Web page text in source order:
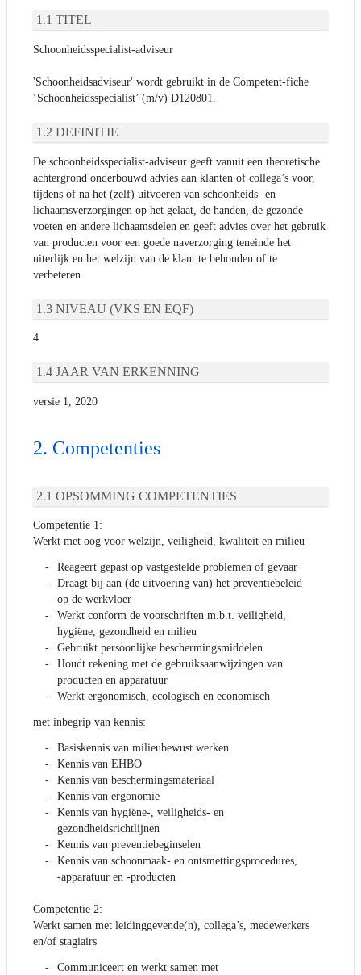
TITEL
Schoonheidsspecialist-adviseur
'Schoonheidsadviseur' wordt gebruikt in de Competent-fiche
‘Schoonheidsspecialist’ (m/v) D120801.
DEFINITIE
De schoonheidsspecialist-adviseur geeft vanuit een theoretische
achtergrond onderbouwd advies aan klanten of collega’s voor,
tijdens of na het (zelf) uitvoeren van schoonheids- en
lichaamsverzorgingen op het gelaat, de handen, de gezonde
voeten en andere lichaamsdelen en geeft advies over het gebruik
van producten voor een goede naverzorging teneinde het
uiterlijk en het welzijn van de klant te behouden of te
verbeteren.
NIVEAU (VKS EN EQF)
4
JAAR VAN ERKENNING
versie 1, 2020
Competenties
OPSOMMING COMPETENTIES
Competentie 1:
Werkt met oog voor welzijn, veiligheid, kwaliteit en milieu
Reageert gepast op vastgestelde problemen of gevaar
Draagt bij aan (de uitvoering van) het preventiebeleid
op de werkvloer
Werkt conform de voorschriften m.b.t. veiligheid,
hygiëne, gezondheid en milieu
Gebruikt persoonlijke beschermingsmiddelen
Houdt rekening met de gebruiksaanwijzingen van
producten en apparatuur
Werkt ergonomisch, ecologisch en economisch
met inbegrip van kennis:
Basiskennis van milieubewust werken
Kennis van EHBO
Kennis van beschermingsmateriaal
Kennis van ergonomie
Kennis van hygiëne-, veiligheids- en
gezondheidsrichtlijnen
Kennis van preventiebeginselen
Kennis van schoonmaak- en ontsmettingsprocedures,
-apparatuur en -producten
Competentie 2:
Werkt samen met leidinggevende(n), collega’s, medewerkers
en/of stagiairs
Communiceert en werkt samen met